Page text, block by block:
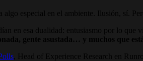
algo especial en el ambiente. Ilusión, sí.
en esa dualidad: entusiasmo por lo que
gente asustada… y muchos que
, Head of Experience Research en